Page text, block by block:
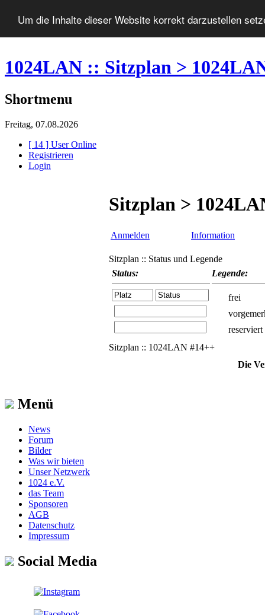
Um die Inhalte dieser Website korrekt darzustellen
1024LAN :: Sitzplan >
Shortmenu
Freitag, 07.08.2026
[ 14 ] User Online
Registrieren
Login
Menü
News
Forum
Bilder
Was wir bieten
Unser Netzwerk
1024 e.V.
das Team
Sponsoren
AGB
Datenschutz
Impressum
Social Media
Sitzplan >
Anmelden Information
Sitzplan :: Status und Legende
Status:
Legende:
frei
reserviert
Sitzplan :: 1024LAN #14++
Die